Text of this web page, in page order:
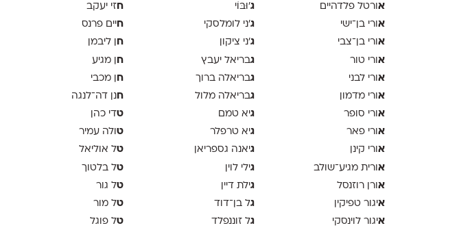
אורטל פלדהיים
אורי בן־ישי
אורי בן־צבי
אורי טור
אורי לבני
אורי מדמון
אורי סופר
אורי פאר
אורי קינן
אורית מגיע־שולב
אורן רוזנסל
איגור טפיקין
איגור לוינסקי
ג'וּבּוֹי
ג׳ני לומלסקי
ג׳ני ציקון
גבריאל יעבץ
גבריאלה ברוך
גבריאלה מלול
גיא טמם
גיא טרפלר
גיאנה גספריאן
גילי לוין
גילת דיין
גל בן־דוד
גל זוננפלד
ח זי יעקב
חיים פרנס
ח ן ליבמן
ח ן מגיע
ח ן מכבי
ח נן דה־לנגה
טדי כהן
טולה עמיר
טל אוליאל
טל בלטוך
טל גור
טל מור
טל פוגל